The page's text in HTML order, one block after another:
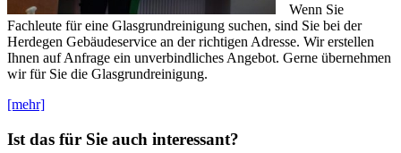
Wenn Sie
Fachleute für eine Glasgrundreinigung suchen, sind Sie bei der
Herdegen Gebäudeservice an der richtigen Adresse. Wir erstellen
Ihnen auf Anfrage ein unverbindliches Angebot. Gerne übernehmen
wir für Sie die Glasgrundreinigung.
[mehr]
Ist das für Sie auch interessant?